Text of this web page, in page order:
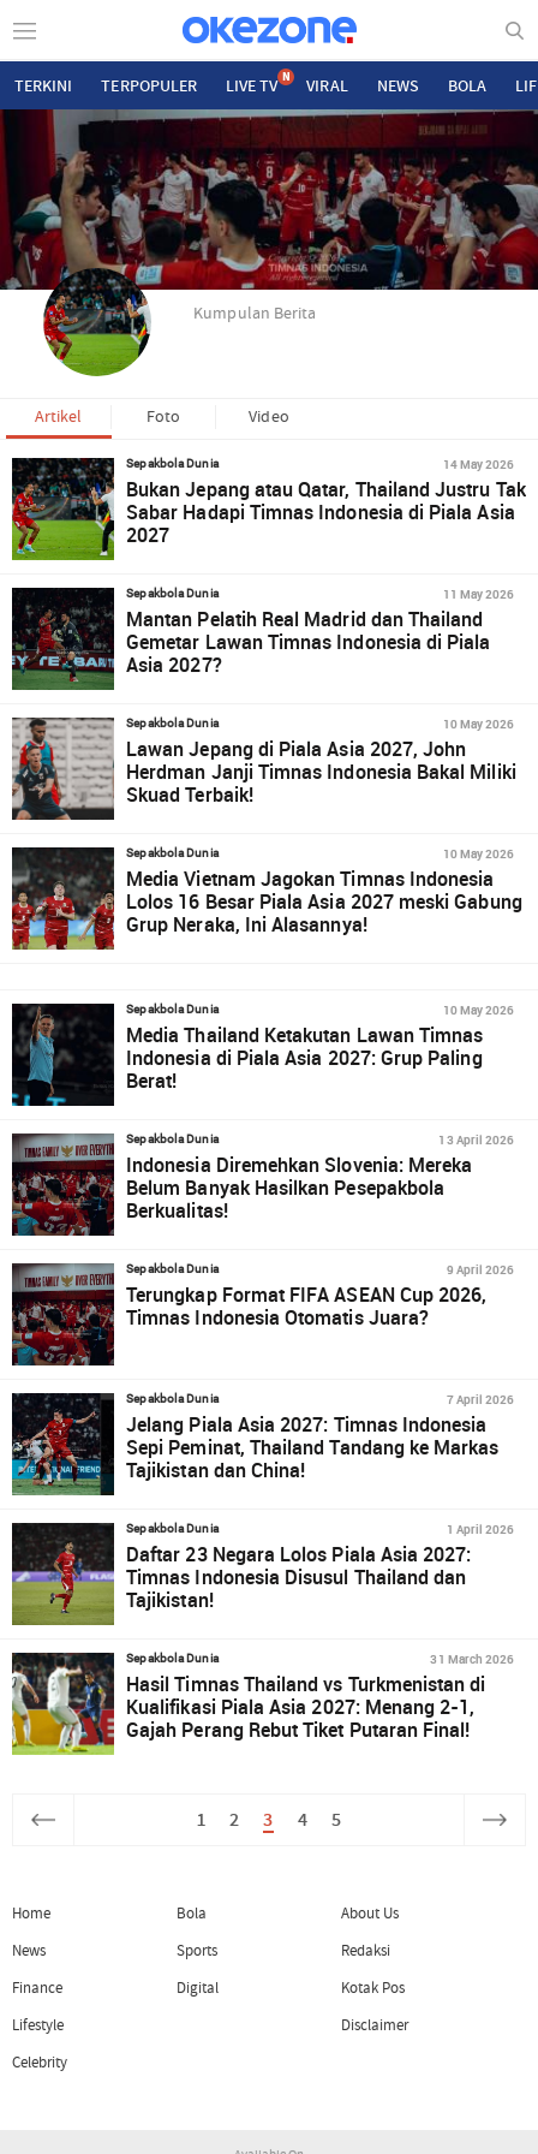
TERKINI TERPOPULER LIVE TV N VIRAL NEWS BOLA
Kumpulan Berita
Artikel Foto Video
Sepakbola Dunia 14 May 2026
Bukan Jepang atau Qatar, Thailand Justru Tak
Sabar Hadapi Timnas Indonesia di Piala Asia
2027
Sepakbola Dunia 11 May 2026
Mantan Pelatih Real Madrid dan Thailand
Gemetar Lawan Timnas Indonesia di Piala
Asia 2027?
Sepakbola Dunia 10 May 2026
Lawan Jepang di Piala Asia 2027, John
Herdman Janji Timnas Indonesia Bakal Miliki
Skuad Terbaik!
Sepakbola Dunia 10 May 2026
Media Vietnam Jagokan Timnas Indonesia
Lolos 16 Besar Piala Asia 2027 meski Gabung
Grup Neraka, Ini Alasannya!
Sepakbola Dunia 10 May 2026
Media Thailand Ketakutan Lawan Timnas
Indonesia di Piala Asia 2027: Grup Paling
Berat!
Sepakbola Dunia 13 April 2026
Indonesia Diremehkan Slovenia: Mereka
Belum Banyak Hasilkan Pesepakbola
Berkualitas!
Sepakbola Dunia 9 April 2026
Terungkap Format FIFA ASEAN Cup 2026,
Timnas Indonesia Otomatis Juara?
Sepakbola Dunia 7 April 2026
Jelang Piala Asia 2027: Timnas Indonesia
Sepi Peminat, Thailand Tandang ke Markas
Tajikistan dan China!
Sepakbola Dunia 1 April 2026
Daftar 23 Negara Lolos Piala Asia 2027:
Timnas Indonesia Disusul Thailand dan
Tajikistan!
Sepakbola Dunia 31 March 2026
Hasil Timnas Thailand vs Turkmenistan di
Kualifikasi Piala Asia 2027: Menang 2-1,
Gajah Perang Rebut Tiket Putaran Final!
1 2 3 4 5
Home
News
Finance
Lifestyle
Celebrity
Bola
Sports
Digital
About Us
Redaksi
Kotak Pos
Disclaimer